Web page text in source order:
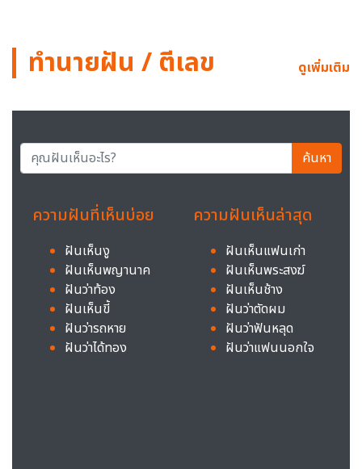
ทำนายฝัน / ตีเลข ดูเพิ่มเติม
ค้นหา
ความฝันที่เห็นบ่อย
ฝันเห็นงู
ฝันเห็นพญานาค
ฝันว่าท้อง
ฝันเห็นขี้
ฝันว่ารถหาย
ฝันว่าได้ทอง
ความฝันเห็นล่าสุด
ฝันเห็นแฟนเก่า
ฝันเห็นพระสงฆ์
ฝันเห็นช้าง
ฝันว่าตัดผม
ฝันว่าฟันหลุด
ฝันว่าแฟนนอกใจ